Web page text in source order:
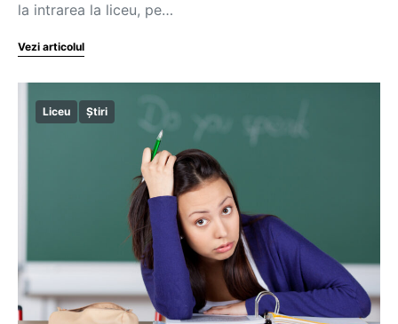
la intrarea la liceu, pe…
Vezi articolul
Liceu Știri